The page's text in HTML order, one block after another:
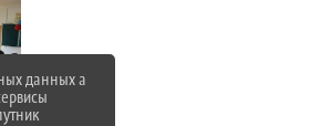
данных а